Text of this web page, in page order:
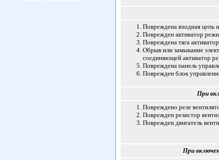
Повреждена входная цепь
Поврежден активатор
Повреждена тяга
Обрыв или замыкание
соединяющей активатор
Повреждена панель
Поврежден блок
При
Повреждено реле
Поврежден резистор
Поврежден двигатель
При